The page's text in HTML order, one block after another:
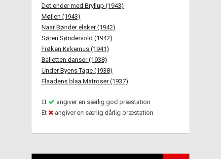
Det ender med Bryllup (1943)
Møllen (1943)
Naar Bønder elsker (1942)
Søren Søndervold (1942)
Frøken Kirkemus (1941)
Balletten danser (1938)
Under Byens Tage (1938)
Flaadens blaa Matroser (1937)
Et
angiver en særlig god præstation
Et
angiver en særlig dårlig præstation